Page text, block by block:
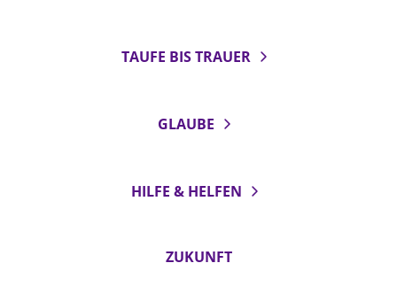
TAUFE BIS TRAUER
GLAUBE
HILFE & HELFEN
ZUKUNFT